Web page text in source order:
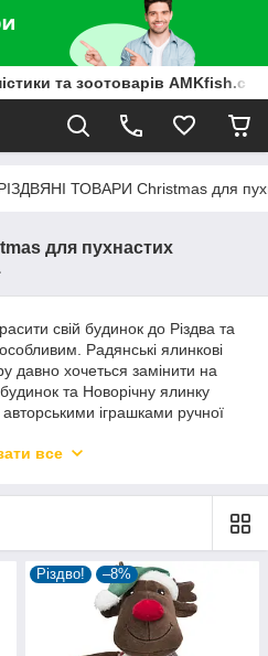
та зоотоварів AMKfish.com
ТОВАРИ Christmas для
для пухнастих
свій будинок до Різдва та
Радянські ялинкові
давно хочеться замінити на
та Новорічну ялинку
іграшками ручної
собі, своїй родині та
ua/p1505614896-
все
Різдво! –8%